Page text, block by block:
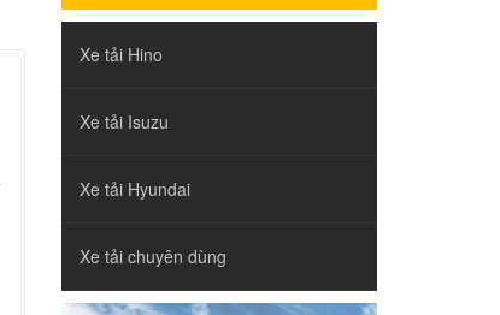
Xe tải Hino
Xe tải Isuzu
Xe tải Hyundai
Xe tải chuyên dùng